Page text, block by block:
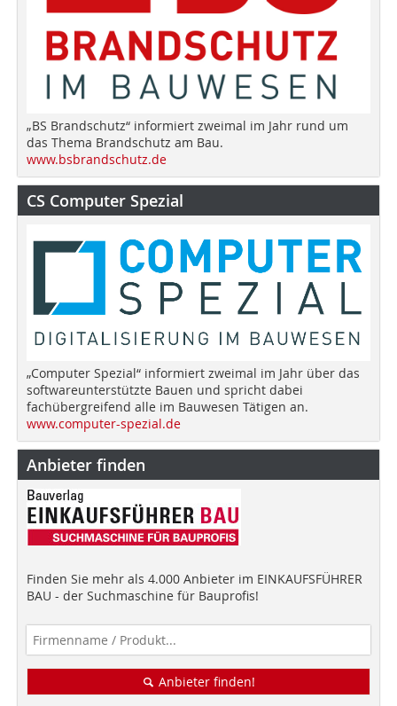
„BS Brandschutz“ informiert zweimal im Jahr rund um
das Thema Brandschutz am Bau.
www.bsbrandschutz.de
CS Computer Spezial
„Computer Spezial“ informiert zweimal im Jahr über das
softwareunterstützte Bauen und spricht dabei
fachübergreifend alle im Bauwesen Tätigen an.
www.computer-spezial.de
Anbieter finden
Finden Sie mehr als 4.000 Anbieter im EINKAUFSFÜHRER
BAU - der Suchmaschine für Bauprofis!
Anbieter finden!